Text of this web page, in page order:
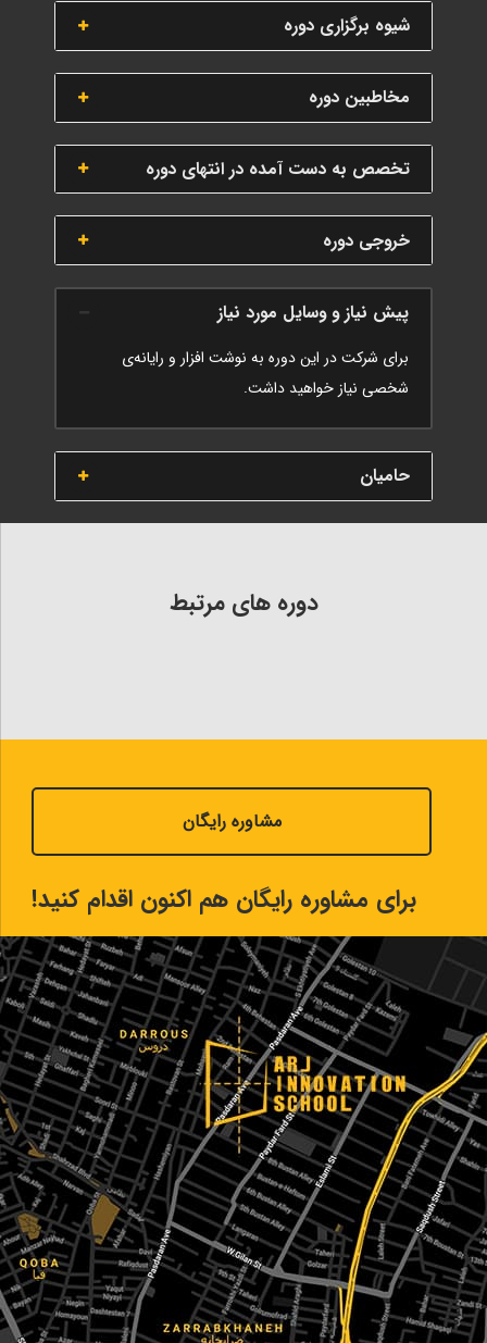
شیوه برگزاری دوره
مخاطبین دوره
تخصص به دست آمده در انتهای دوره
خروجی دوره
پیش نیاز و وسایل مورد نیاز
برای شرکت در این دوره به نوشت افزار و رایانه‌ی
شخصی نیاز خواهید داشت.
حامیان
دوره های مرتبط
مشاوره رایگان
برای مشاوره رایگان هم اکنون اقدام کنید!